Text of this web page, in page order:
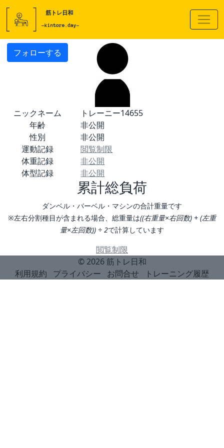
フォローする
ニックネーム
トレーニー14655
年齢
非公開
性別
非公開
運動記録
閲覧制限
体重記録
非公開
体型記録
非公開
累計総負荷
ダンベル・バーベル・マシンの合計重量です
※左右分割種目が含まれる場合、総重量は((右重量×右回数) + (左重
量×左回数)) ÷ 2で計算しています
閲覧制限
© 2026 筋トレ日和
利用規約
プライバシー お問合せ トレーニング履歴